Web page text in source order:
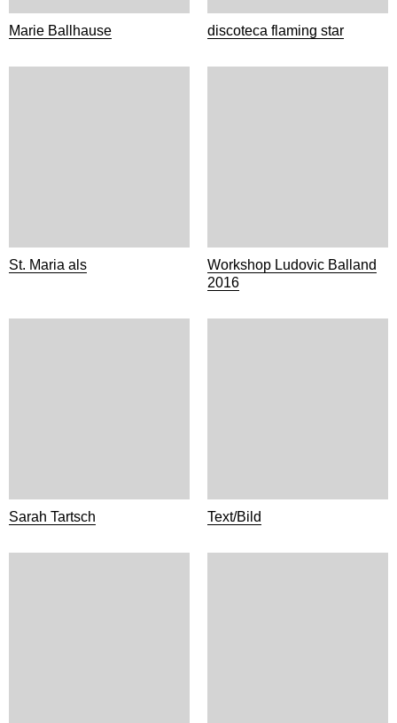
Marie Ballhause discoteca flaming star
St. Maria als
Workshop Ludovic Balland
2016
Sarah Tartsch Text/Bild